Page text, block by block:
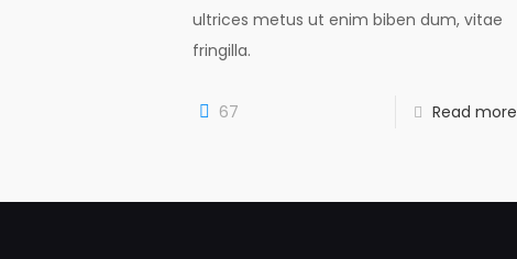
ultrices metus ut enim biben dum, vitae
fringilla.
67 Read more